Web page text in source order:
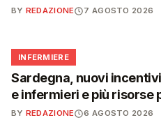
BY REDAZIONE 7 AGOSTO 2026
🩺
INFERMIERE
Sardegna, nuovi
e infermieri e più risorse
BY REDAZIONE 6 AGOSTO 2026